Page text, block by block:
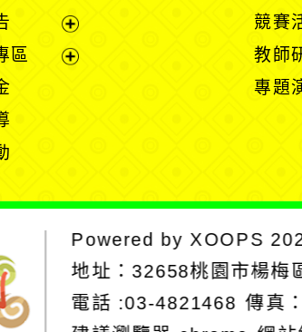
單
選
單
展
開
區
競賽
教師
專題
Powered by XOOPS
地址： 32658桃園市楊梅
電話 :03-4821468 傳真